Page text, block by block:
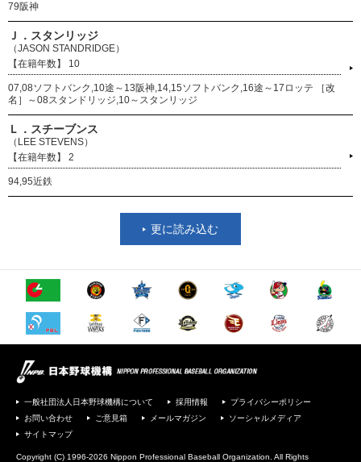
79阪神
Ｊ．スタンリッジ
（JASON STANDRIDGE）
10
07,08ソフトバンク,10途～13阪神,14,15ソフトバンク,16途～17ロッテ ［改
名］～08スタンドリッジ,10～スタンリッジ
Ｌ．スチーブンス
（LEE STEVENS）
2
94,95近鉄
更に読み込む
一般社団法人日本野球機構について 採用情報
プライバシーポリシー
お問い合わせ
ご意見箱 メールマガジン
ソーシャルメディア
サイトマップ
Copyright (C) 1996-2026 Nippon Professional Baseball Organization. All Rights